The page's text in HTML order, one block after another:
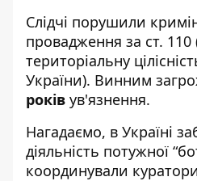
Слідчі порушили
провадження за ст. 110
територіальну
України). Винним
років ув'язнення.
Нагадаємо, в Україні
діяльність потужної
координували